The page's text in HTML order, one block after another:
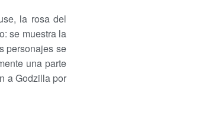
la rosa del
se muestra la
personajes se
una parte
a Godzilla por